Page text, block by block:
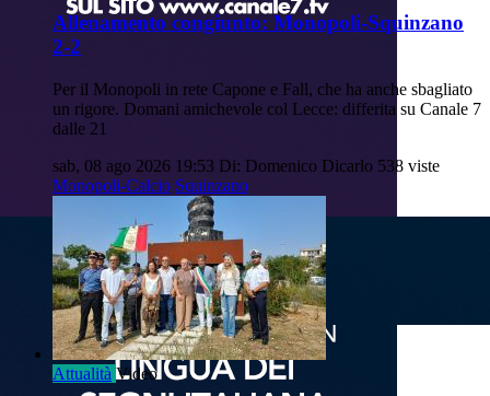
Allenamento congiunto: Monopoli-Squinzano
2-2
Per il Monopoli in rete Capone e Fall, che ha anche sbagliato
un rigore. Domani amichevole col Lecce: differita su Canale 7
dalle 21
sab, 08 ago 2026 19:53 Di: Domenico Dicarlo 538 viste
Monopoli-Calcio Squinzano
Attualità Video